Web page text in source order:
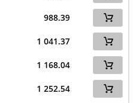
988.39
1 041.37
1 168.04
1 252.54